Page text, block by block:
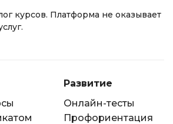
курсов. Платформа не оказывает
Развитие
Онлайн-тесты
Профориентация